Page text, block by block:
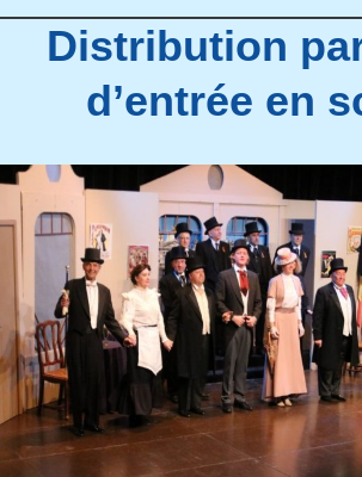
Distribution
d’entrée en